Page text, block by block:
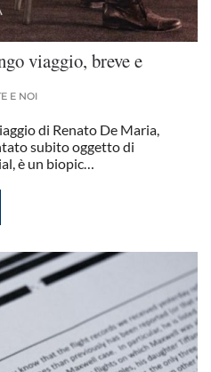
viaggio, breve e
E NOI
di Renato De Maria,
subito oggetto di
è un biopic…